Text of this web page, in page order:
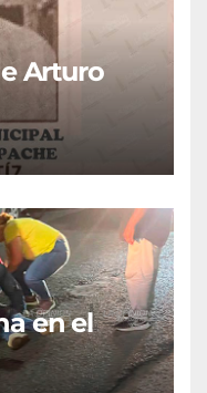
Arturo
en el